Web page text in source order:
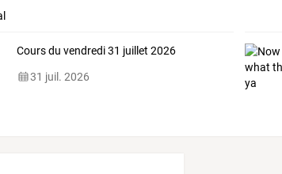
Cours du vendredi 31 juillet 2026
31 juil. 2026